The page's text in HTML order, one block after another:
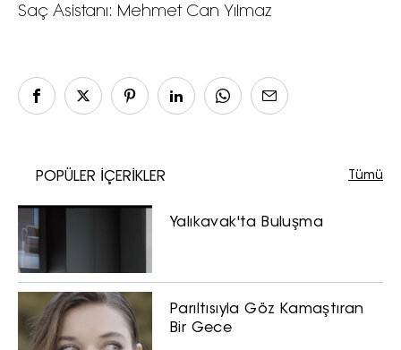
Moda dünyasında neler oluyor? Yeni
sırları ve en popüler partilerden
haberdar olmak için haftalık e-
bültenimize kaydolun.
Turkuvaz Haberleşme ve Yayıncılık
A.Ş. tarafından
https://vogue.com.tr/
Saç Asistanı: Mehmet Can Yılmaz
POPÜLER İÇERİKLER Tümü
Yalıkavak'ta Buluşma
Parıltısıyla Göz Kamaştıran
Bir Gece